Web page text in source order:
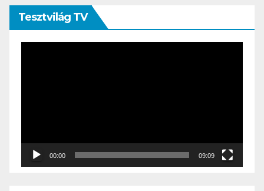
Tesztvilág TV
00:00 09:09